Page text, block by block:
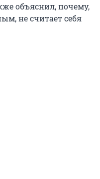
объяснил, почему,
не считает себя